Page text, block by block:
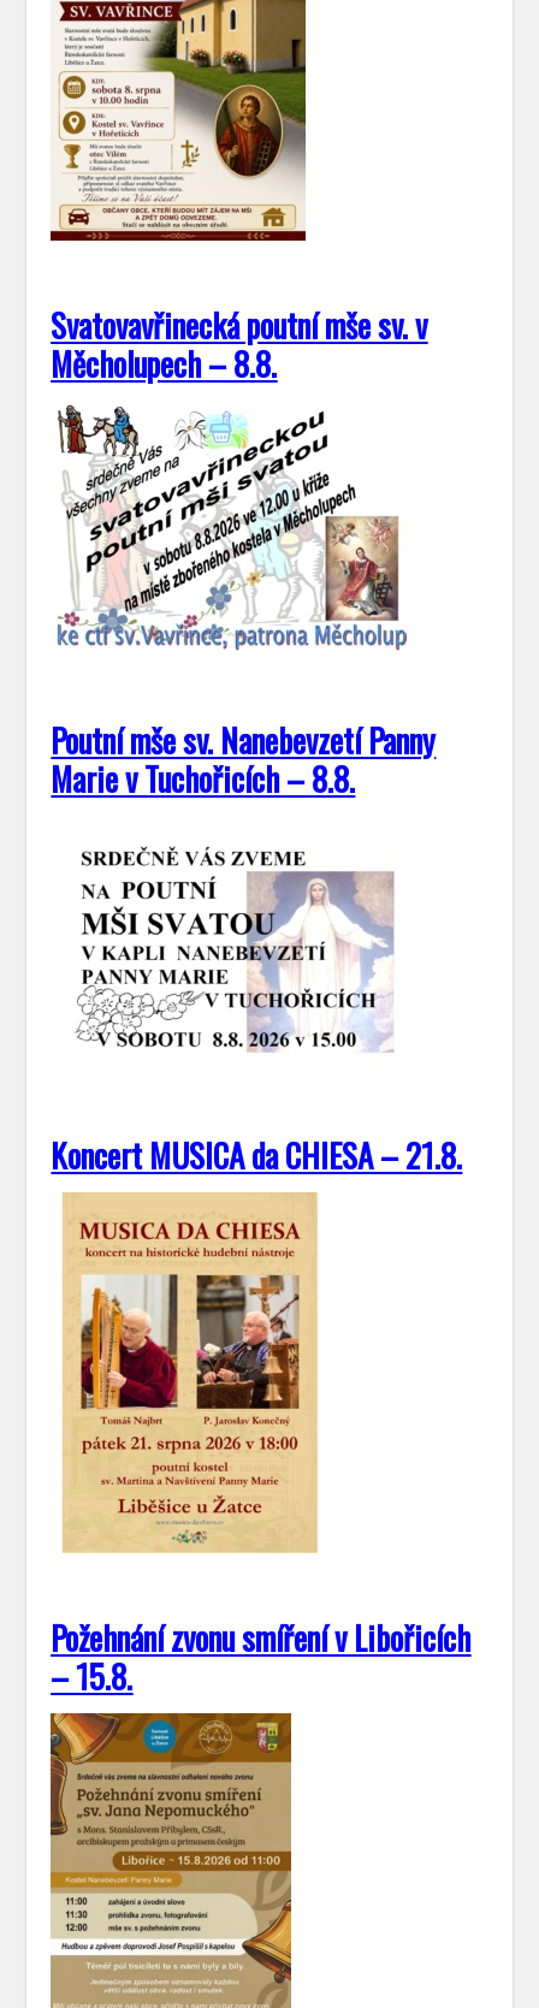
Svatovavřinecká poutní mše sv. v
Měcholupech – 8.8.
Poutní mše sv. Nanebevzetí Panny
Marie v Tuchořicích – 8.8.
Koncert MUSICA da CHIESA – 21.8.
Požehnání zvonu smíření v Libořicích
– 15.8.